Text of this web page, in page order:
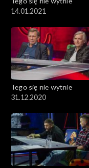
14.01.2021
Tego się nie wytnie
31.12.2020